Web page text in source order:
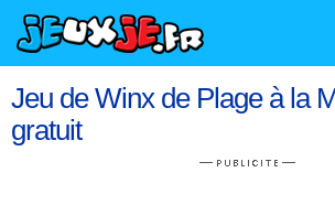
Jeu de Winx de Plage à la
gratuit